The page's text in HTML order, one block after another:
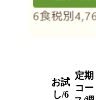
お試
し/6
定期
コー